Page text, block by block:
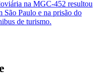
na MGC-452 resultou
São Paulo e na prisão do
de turismo.